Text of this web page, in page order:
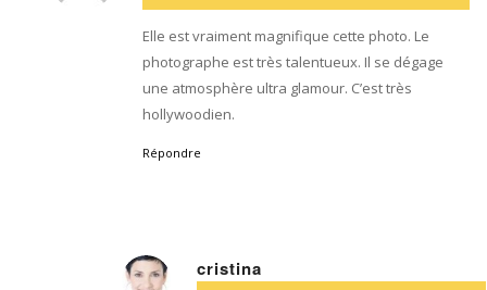
Elle est vraiment magnifique cette photo. Le
photographe est très talentueux. Il se dégage
une atmosphère ultra glamour. C’est très
hollywoodien.
Répondre
cristina